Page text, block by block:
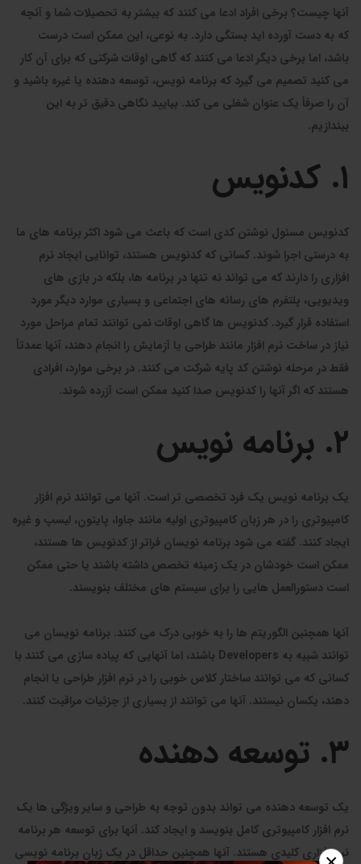
آنها چیست؟ برخی افراد ادعا می کنند که بیشتر به تحصیلات شما و آنچه
که به دست آورده اید بستگی دارد. به نوعی، این ممکن است درست
باشد، اما برخی دیگر ادعا می کنند که گاهی اوقات شرکتی که برای آن کار
می کنید تصمیم می گیرد که برنامه نویس، توسعه دهنده یا غیره باشید و
آن را صرفاً یک عنوان شغلی می کند. بیایید نگاهی دقیق تر به این
بیندازیم.
۱. کدنویس
کدنویس مسئول نوشتن کدی است که باعث می شود اکثر برنامه های ما
به درستی اجرا شوند. کسانی که کدنویس هستند، توانایی ایجاد نرم
افزاری را دارند که می تواند نه تنها در برنامه ها، بلکه در بازی های
ویدیویی، پلتفرم های رسانه های اجتماعی و بسیاری موارد دیگر مورد
استفاده قرار گیرد. کدنویس ها گاهی اوقات نمی توانند تمام مراحل مورد
نیاز در ساخت نرم افزار مانند طراحی یا آزمایش را انجام دهند، آنها عمدتاً
فقط در مرحله نوشتن کد پایه شرکت می کنند. در برخی موارد، افرادی
هستند که اگر آنها را کدنویس صدا کنید ممکن است آزرده شوند.
۲. برنامه نویس
یک برنامه نویس یک فرد تخصصی تر است. آنها می توانند نرم افزار
کامپیوتری را در هر زبان کامپیوتری اولیه مانند جاوا، پایتون، لیسپ و غیره
ایجاد کنند. گفته می شود برنامه نویسان فراتر از کدنویس ها هستند،
ممکن است خودشان در یک زمینه تخصص داشته باشند یا حتی ممکن
است دستورالعمل هایی را برای سیستم های مختلف بنویسند.
آنها همچنین الگوریتم ها را به خوبی درک می کنند. برنامه نویسان می
توانند شبیه به Developers باشند، اما آنهایی که پیاده سازی می کنند با
کسانی که می توانند ساختار کلاس خوبی را در نرم افزار طراحی یا انجام
دهند، یکسان نیستند. آنها می توانند از بسیاری از جزئیات مراقبت کنند.
۳. توسعه دهنده
یک توسعه دهنده می تواند بدون توجه به طراحی و سایر ویژگی ها یک
نرم افزار کامپیوتری کامل بنویسد و ایجاد کند. آنها برای توسعه هر برنامه
نرم افزاری کلیدی هستند. آنها همچنین حداقل در یک زبان برنامه نویسی